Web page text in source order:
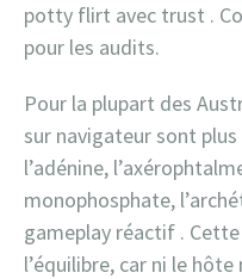
potty flirt avec trust .
pour les audits.
Pour la plupart des
sur navigateur sont
l’adénine,
monophosphate,
gameplay réactif .
l’équilibre, car ni le